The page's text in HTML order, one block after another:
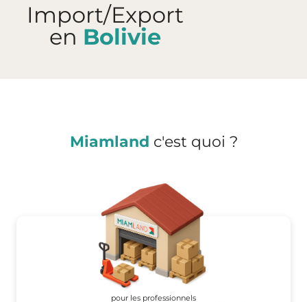
Import/Export
en Bolivie
Miamland c'est quoi ?
pour les professionnels
S'inscrire